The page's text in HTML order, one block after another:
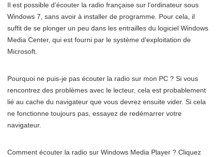
Il est possible d’écouter la radio française sur l’ordinateur sous
Windows 7, sans avoir à installer de programme. Pour cela, il
suffit de se plonger un peu dans les entrailles du logiciel Windows
Media Center, qui est fourni par le système d’exploitation de
Microsoft.
Pourquoi ne puis-je pas écouter la radio sur mon PC ? Si vous
rencontrez des problèmes avec le lecteur, cela est probablement
lié au cache du navigateur que vous devrez ensuite vider. Si cela
ne fonctionne toujours pas, essayez de redémarrer votre
navigateur.
Comment écouter la radio sur Windows Media Player ? Cliquez